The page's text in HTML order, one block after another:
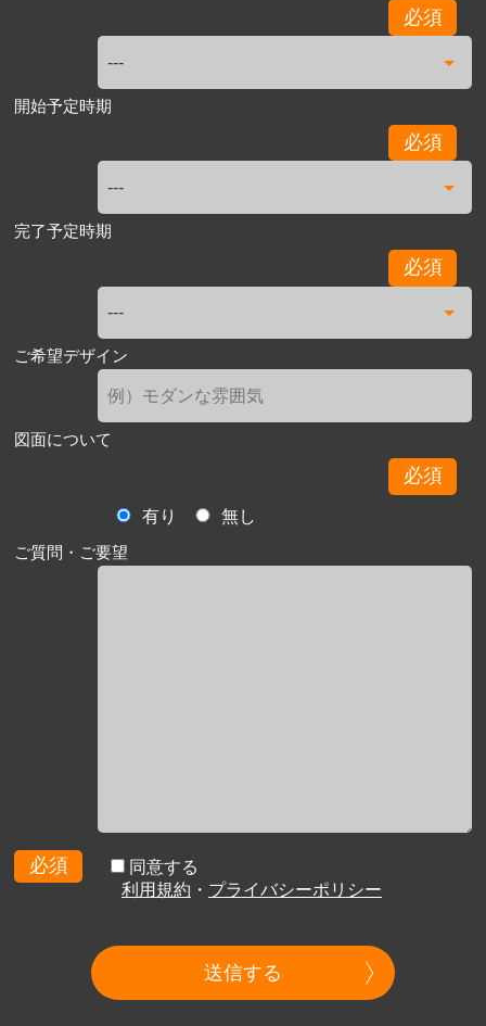
必須
開始予定時期
必須
完了予定時期
必須
ご希望デザイン
図面について
必須
有り
無し
ご質問・ご要望
必須
同意する
利用規約 ・ プライバシーポリシー
送信する